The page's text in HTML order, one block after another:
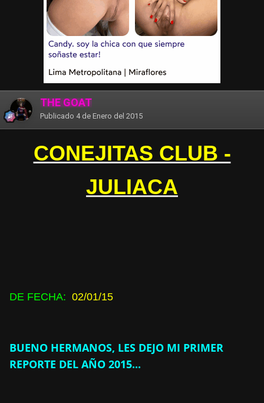
THE GOAT
Publicado 4 de Enero del 2015
CONEJITAS CLUB -
JULIACA
DE FECHA: 02/01/15
BUENO HERMANOS, LES DEJO MI PRIMER
REPORTE DEL AÑO 2015...